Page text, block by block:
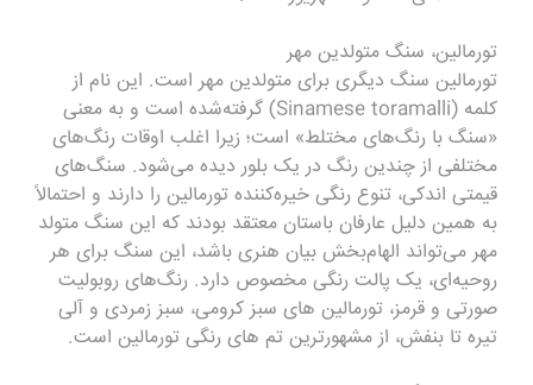
تورمالین، سنگ متولدین مهر
تورمالین سنگ دیگری برای متولدین مهر است. این نام از
کلمه (Sinamese toramalli) گرفته‌شده است و به معنی
«سنگ با رنگ‌های مختلط» است؛ زیرا اغلب اوقات رنگ‌های
مختلفی از چندین رنگ در یک بلور دیده می‌شود. سنگ‌های
قیمتی اندکی، تنوع رنگی خیره‌کننده تورمالین را دارند و احتمالاً
به همین دلیل عارفان باستان معتقد بودند که این سنگ متولد
مهر می‌تواند الهام‌بخش بیان هنری باشد، این سنگ برای هر
روحیه‌ای، یک پالت رنگی مخصوص دارد. رنگ‌های روبولیت
صورتی و قرمز، تورمالین های سبز کرومی، سبز زمردی و آلی
تیره تا بنفش، از مشهورترین تم های رنگی تورمالین است.